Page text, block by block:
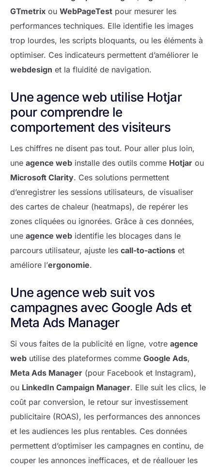
GTmetrix ouWebPageTest pour mesurer les
performances techniques. Elle identifie les images
trop lourdes, les scripts bloquants, ou les éléments à
optimiser. Ces indicateurs permettent d’améliorer le
webdesign et la fluidité de navigation.
Une agence web utilise Hotjar
pour comprendre le
comportement des visiteurs
Les chiffres ne disent pas tout. Pour aller plus loin,
uneagence web installe des outils comme Hotjar ou
Microsoft Clarity. Ces solutions permettent
d’enregistrer les sessions utilisateurs, de visualiser
des cartes de chaleur (heatmaps), de repérer les
zones cliquées ou ignorées. Grâce à ces données,
uneagence web identifie les blocages dans le
parcours utilisateur, ajuste lescall-to-actions et
améliore l’ergonomie.
Une agence web suit vos
campagnes avec Google Ads et
Meta Ads Manager
Si vous faites de la publicité en ligne, votreagence
web utilise des plateformes commeGoogle Ads,
Meta Ads Manager (pour Facebook et Instagram),
ou LinkedIn Campaign Manager. Elle suit les clics, le
coût par conversion, le retour sur investissement
publicitaire (ROAS), les performances des annonces
et les audiences les plus rentables. Ces données
permettent d’optimiser les campagnes en continu, de
couper les annonces inefficaces, et de réallouer les